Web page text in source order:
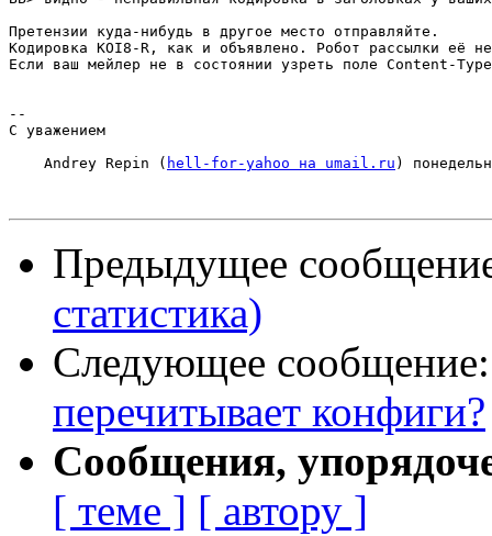
Претензии куда-нибудь в другое место отправляйте.
Кодировка KOI8-R, как и объявлено. Робот рассылки её
Если ваш мейлер не в состоянии узреть поле Content-
--
С уважением
    Andrey Repin (
hell-for-yahoo на umail.ru )
Предыдущее
статистика)
Следующее
перечитывает конфиги?
Сообщения,
[ теме ] [ автору ]